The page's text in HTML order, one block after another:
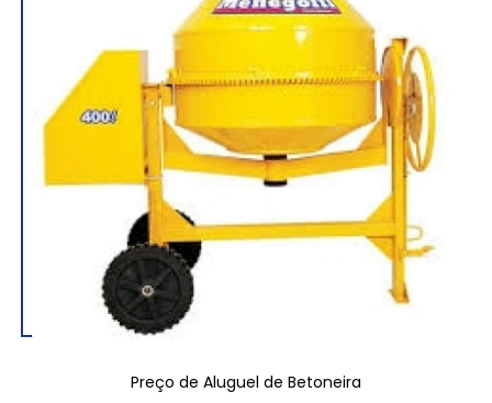
Preço de Aluguel de Betoneira